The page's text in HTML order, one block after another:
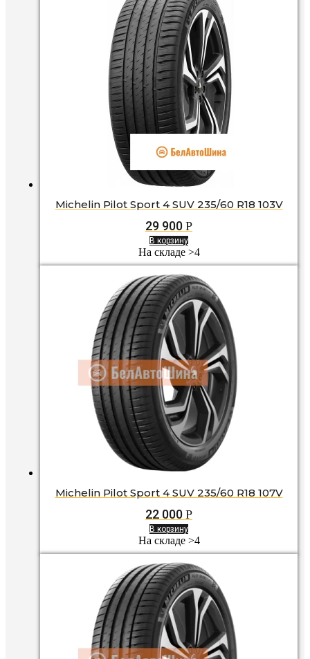
Michelin Pilot Sport 4 SUV 235/60 R18 103V
29 900 Р
В корзину
На складе >4
Michelin Pilot Sport 4 SUV 235/60 R18 107V
22 000 Р
В корзину
На складе >4